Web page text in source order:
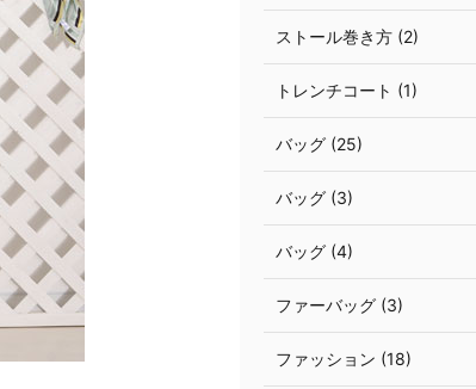
ストール巻き方 (2)
トレンチコート (1)
バッグ (25)
バッグ (3)
バッグ (4)
ファーバッグ (3)
ファッション (18)